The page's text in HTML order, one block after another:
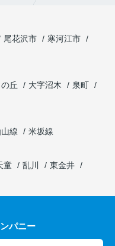
尾花沢市
寒河江市
丘 大字沼木
泉町
線
米坂線
童 乱川
東金井
パニー